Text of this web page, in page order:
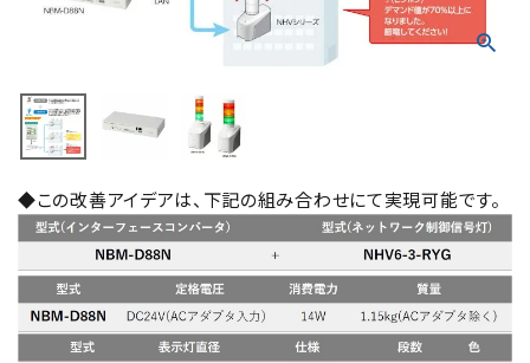
光音一体型
LED照明
センサ機器
散光式警光灯
◆この改善アイデアは、下記の組み合わせにて実現可能です。